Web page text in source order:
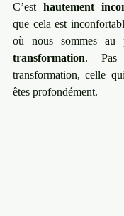
C’est hautement
que cela est
transformation. Pas
transformation, celle
êtes profondément.